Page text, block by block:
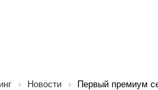
Новости Первый премиум